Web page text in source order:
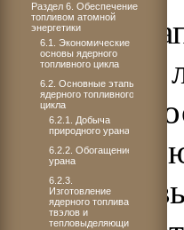
На всех
изоляции
Раздел 6. Обеспечение
топливом атомной
энергетики
6.1. Экономические
основы ядерного
топливного цикла
6.2. Основные этапы
ядерного топливного
цикла
6.2.1. Добыча
природного урана
6.2.2. Обогащение
урана
6.2.3.
Изготовление
ядерного топлива,
твэлов и
тепловыделяющих